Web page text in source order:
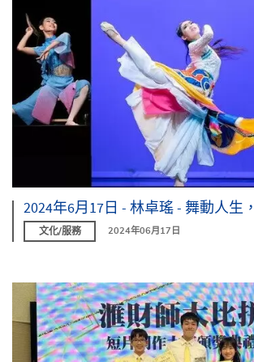
2024年6月17日 - 林卓瑤 - 舞動人生
文化/服務 2024年06月17日